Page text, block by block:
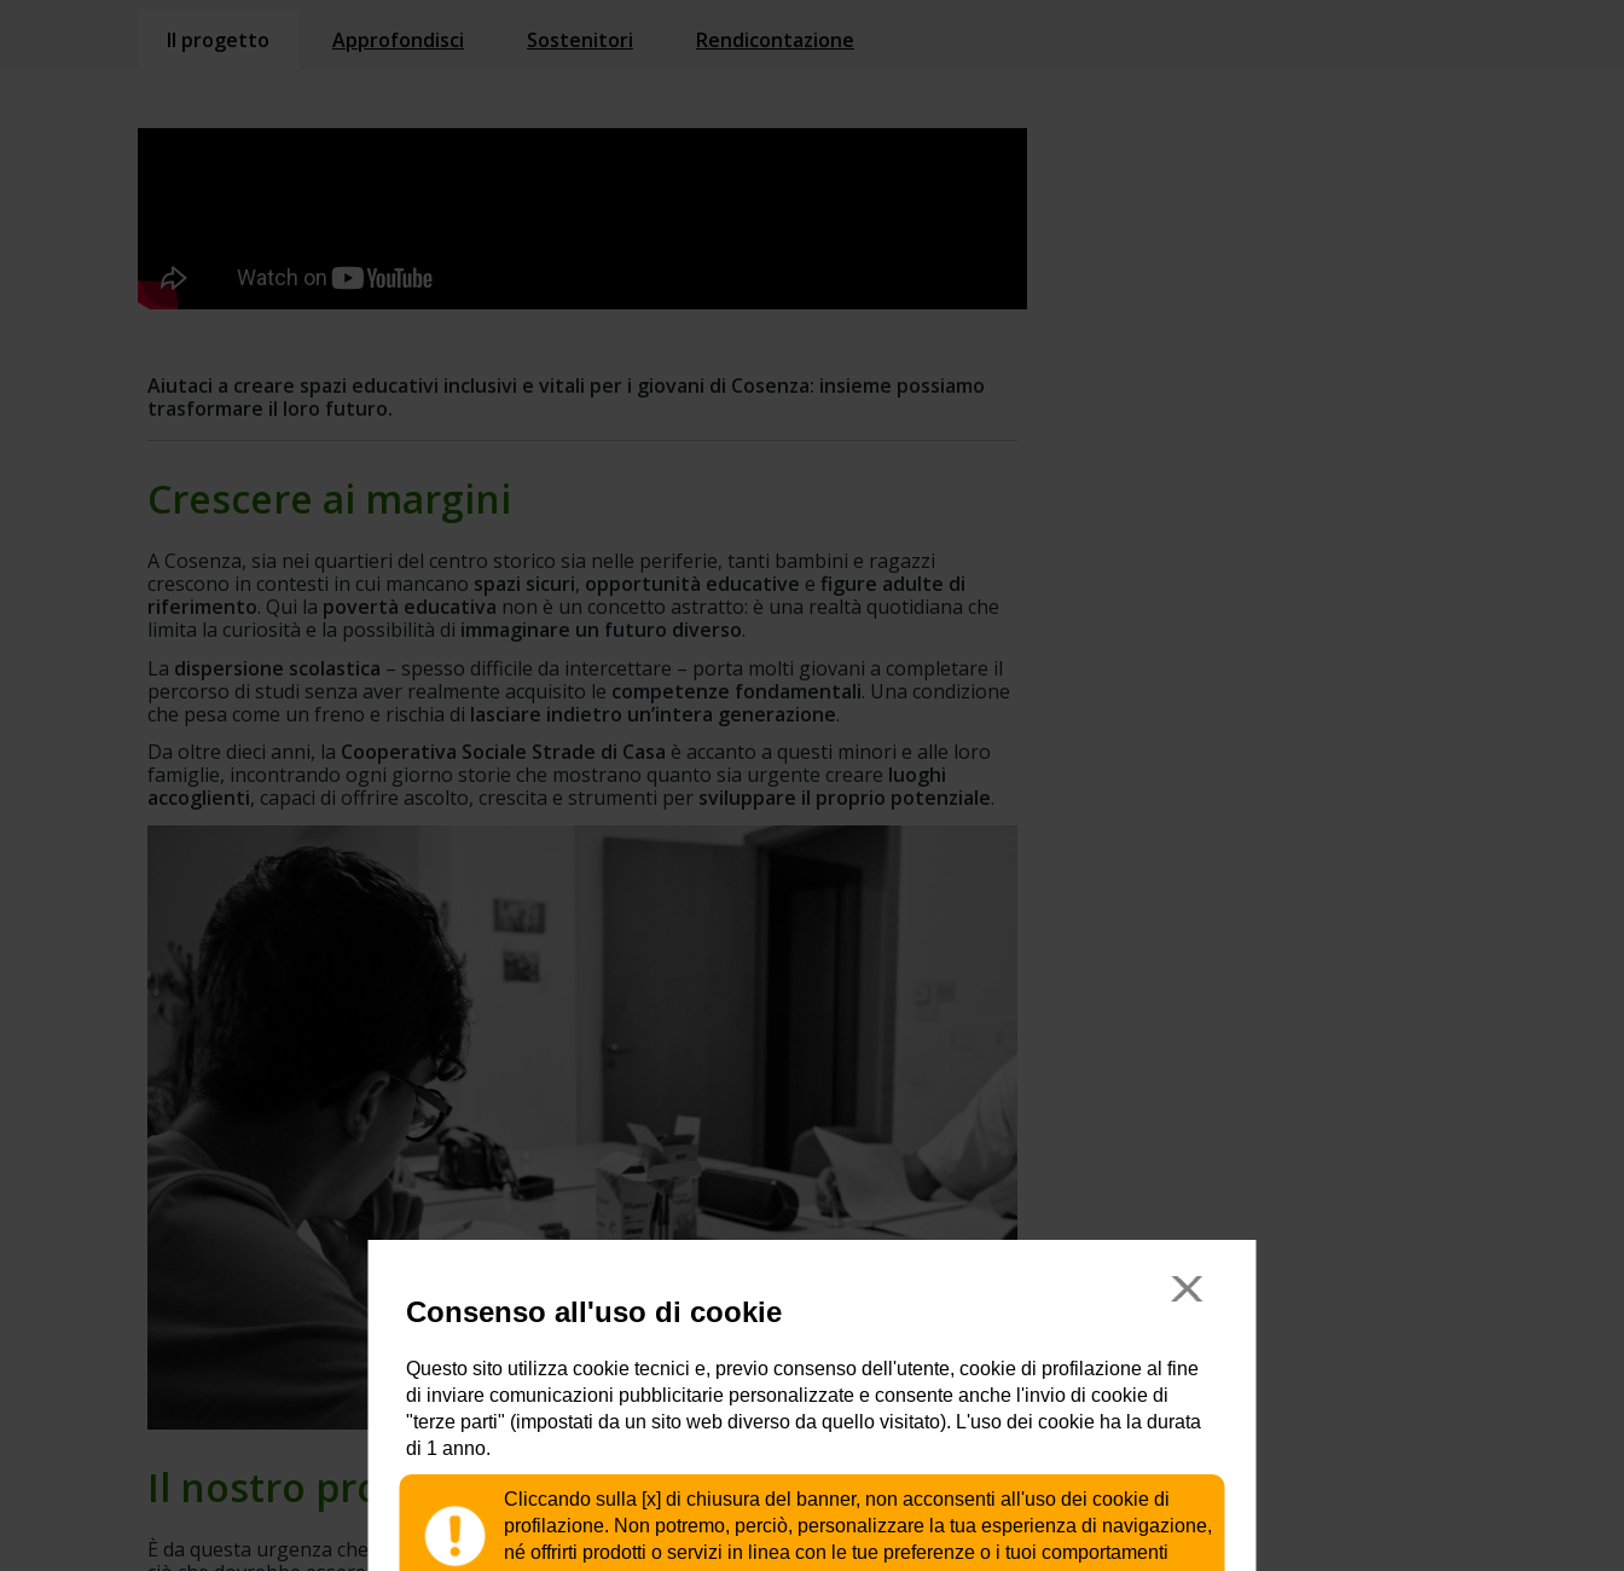
Il progetto Approfondisci Sostenitori Rendicontazione
Aiutaci a creare spazi educativi inclusivi e vitali per i giovani di Cosenza: insieme possiamo
trasformare il loro futuro.
Crescere ai margini
A Cosenza, sia nei quartieri del centro storico sia nelle periferie, tanti bambini e ragazzi
crescono in contesti in cui mancano spazi sicuri, opportunità educative e figure adulte di
riferimento. Qui la povertà educativa non è un concetto astratto: è una realtà quotidiana che
limita la curiosità e la possibilità di immaginare un futuro diverso.
La dispersione scolastica – spesso difficile da intercettare – porta molti giovani a completare il
percorso di studi senza aver realmente acquisito le competenze fondamentali. Una condizione
che pesa come un freno e rischia di lasciare indietro un’intera generazione.
Da oltre dieci anni, la Cooperativa Sociale Strade di Casa è accanto a questi minori e alle loro
famiglie, incontrando ogni giorno storie che mostrano quanto sia urgente creare luoghi
accoglienti, capaci di offrire ascolto, crescita e strumenti per sviluppare il proprio potenziale.
Il nostro progetto: cosa vogliamo fare?
È da questa urgenza che nasce CambiaMenti, un progetto pensato per restituire ai più giovani
Consenso all'uso di cookie
Questo sito utilizza cookie tecnici e, previo consenso dell'utente, cookie di profilazione al fine
di inviare comunicazioni pubblicitarie personalizzate e consente anche l'invio di cookie di
"terze parti" (impostati da un sito web diverso da quello visitato). L'uso dei cookie ha la durata
di 1 anno.
Cliccando sulla [x] di chiusura del banner, non acconsenti all'uso dei cookie di
profilazione. Non potremo, perciò, personalizzare la tua esperienza di navigazione,
né offrirti prodotti o servizi in linea con le tue preferenze o i tuoi comportamenti